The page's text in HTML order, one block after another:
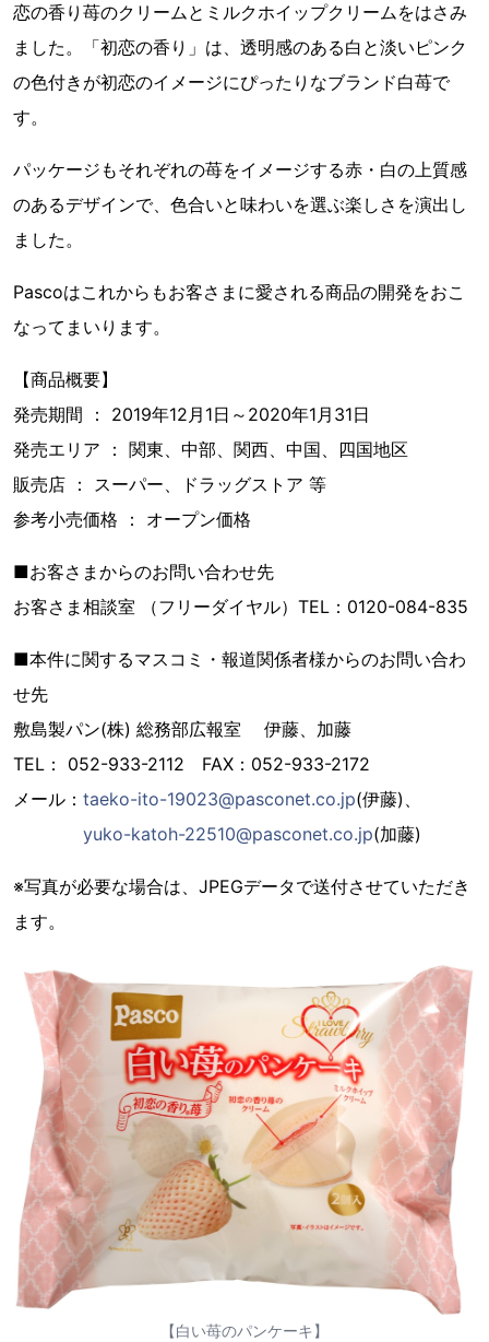
恋の香り苺のクリームとミルクホイップクリームをはさみ
ました。「初恋の香り」は、透明感のある白と淡いピンク
の色付きが初恋のイメージにぴったりなブランド白苺で
す。
パッケージもそれぞれの苺をイメージする赤・白の上質感
のあるデザインで、色合いと味わいを選ぶ楽しさを演出し
ました。
Pascoはこれからもお客さまに愛される商品の開発をおこ
なってまいります。
【商品概要】
発売期間 ： 2019年12月1日～2020年1月31日
発売エリア ： 関東、中部、関西、中国、四国地区
販売店 ： スーパー、ドラッグストア 等
参考小売価格 ： オープン価格
■お客さまからのお問い合わせ先
お客さま相談室 （フリーダイヤル）TEL：0120-084-835
■本件に関するマスコミ・報道関係者様からのお問い合わ
せ先
敷島製パン(株) 総務部広報室 伊藤、加藤
TEL： 052-933-2112 FAX：052-933-2172
メール： taeko-ito-19023@pasconet.co.jp(伊藤)、
yuko-katoh-22510@pasconet.co.jp(加藤)
※写真が必要な場合は、JPEGデータで送付させていただき
ます。
【白い苺のパンケーキ】